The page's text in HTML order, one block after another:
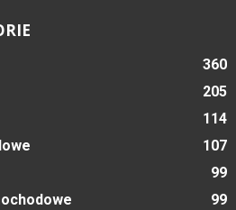
360
205
114
107
99
99